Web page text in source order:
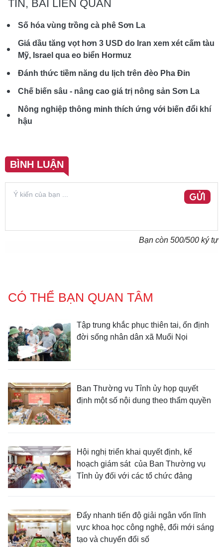
TIN, BÀI LIÊN QUAN
Số hóa vùng trồng cà phê Sơn La
Giá dầu tăng vọt hơn 3 USD do Iran xem xét cấm tàu
Mỹ, Israel qua eo biển Hormuz
Đánh thức tiềm năng du lịch trên đèo Pha Đin
Chế biến sâu - nâng cao giá trị nông sản Sơn La
Nông nghiệp thông minh thích ứng với biến đổi khí
hậu
BÌNH LUẬN
GỬI
Bạn còn 500/500 ký tự
CÓ THỂ BẠN QUAN TÂM
Tập trung khắc phục thiên tai, ổn định
đời sống nhân dân xã Muổi Nọi
Ban Thường vụ Tỉnh ủy họp quyết
định một số nội dung theo thẩm quyền
Hội nghị triển khai quyết định, kế
hoạch giám sát của Ban Thường vụ
Tỉnh ủy đối với các tổ chức đảng
Đẩy nhanh tiến độ giải ngân vốn lĩnh
vực khoa học công nghệ, đổi mới sáng
tạo và chuyển đổi số